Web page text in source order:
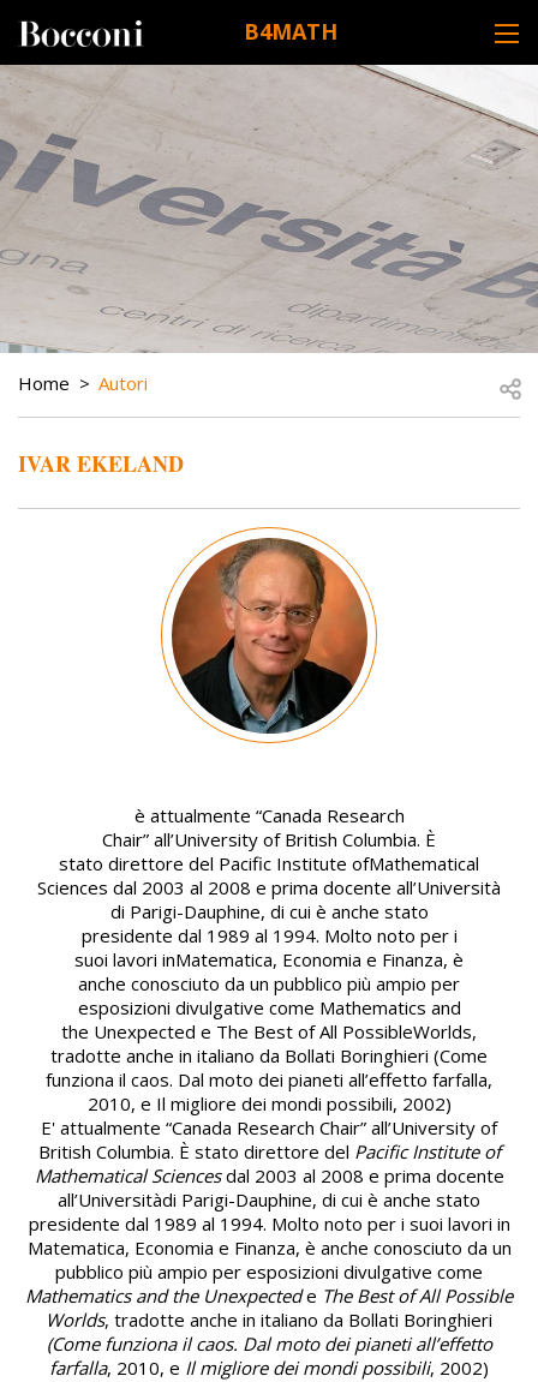
B4MATH
DESK NAVIGATION
BREADCRUMB
Home Autori
IVAR EKELAND
è attualmente “Canada Research
Chair” all’University of British Columbia. È
stato direttore del Pacific Institute ofMathematical
Sciences dal 2003 al 2008 e prima docente all’Università
di Parigi-Dauphine, di cui è anche stato
presidente dal 1989 al 1994. Molto noto per i
suoi lavori inMatematica, Economia e Finanza, è
anche conosciuto da un pubblico più ampio per
esposizioni divulgative come Mathematics and
the Unexpected e The Best of All PossibleWorlds,
tradotte anche in italiano da Bollati Boringhieri (Come
funziona il caos. Dal moto dei pianeti all’effetto farfalla,
2010, e Il migliore dei mondi possibili, 2002)
E' attualmente “Canada Research Chair” all’University of
British Columbia. È stato direttore del Pacific Institute of
Mathematical Sciencesdal 2003 al 2008 e prima docente
all’Universitàdi Parigi-Dauphine, di cui è anche stato
presidente dal 1989 al 1994. Molto noto per i suoi lavori in
Matematica, Economia e Finanza, è anche conosciuto da un
pubblico più ampio per esposizioni divulgative come
Mathematics and the Unexpectede The Best of All Possible
Worlds, tradotte anche in italiano da Bollati Boringhieri
(Come funziona il caos. Dal moto dei pianeti all’effetto
farfalla, 2010, e Il migliore dei mondi possibili, 2002)